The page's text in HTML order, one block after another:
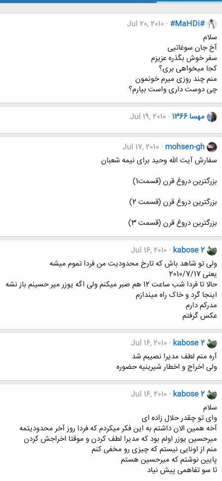
#MaHDi#
Jul 20, 2010
سلام
آخ جان سوغاتیی
سفر خوش بگذره عزیزم
کجا میخواهی بری؟
منم چند روزی میرم خونمون
چی دوست داری واست بیارم؟
مهسا 1366 Jul 19, 2010
mohsen-gh
Jul 17, 2010
سفارش آیت الله وحید برای نیمه شعبان
بزرگترين دروغ قرن (قسمت1)
بزرگترين دروغ قرن (قسمت 2)
بزرگترين دروغ قرن (قسمت 3)
kabose 2
Jul 16, 2010
ولی تو شاهد باش که تارخ محدودیت من فردا تموم میشه
یعنی 2010/7/17
حالا تا فردا شب ساعت 12 هم صبر میکنم ولی اگه یوزر میر حسینم باز نشه
اینجا گرد و خاک راه میندازم
مدرکم دارم
عکس گرفتم
kabose 2
Jul 16, 2010
آره منم لطف مدیرا نصیبم شد
ولی اخراج و اخطار شیرینیه حضوره
kabose 2
Jul 16, 2010
سلام
وای تو چقدر حلال زاده ای
آخه همین الان داشتم به این فکر میکردم که فردا روز آخر محدودیتمه
میرحسین یوزر اولم بود که مدیرا لطف کردن و موقتا اخراجش کردن
منم از اونایی نیستم که چیزی رو مخفی کنم
پایین نوشتم که میرحسین هستم
تا سو تفاهمی پیش نیاد